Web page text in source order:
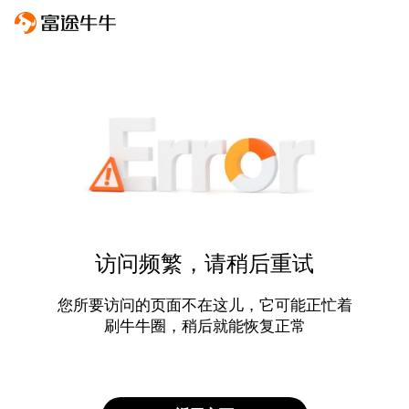
访问频繁，请稍后重试
您所要访问的页面不在这儿，它可能正忙着
刷牛牛圈，稍后就能恢复正常